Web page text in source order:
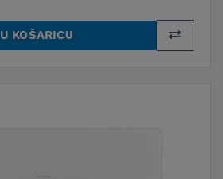
U KOŠARICU